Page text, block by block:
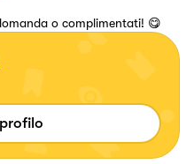
o complimentati! 😋